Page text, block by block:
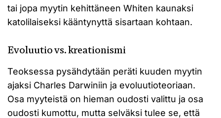
tai jopa myytin kehittäneen Whiten kaunaksi
katolilaiseksi kääntynyttä sisartaan kohtaan.
Evoluutio vs. kreationismi
Teoksessa pysähdytään peräti kuuden myytin
ajaksi Charles Darwiniin ja evoluutioteoriaan.
Osa myyteistä on hieman oudosti valittu ja osa
oudosti kumottu, mutta selväksi tulee se, että